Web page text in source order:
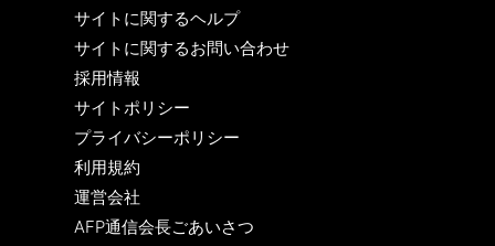
サイトに関するヘルプ
サイトに関するお問い合わせ
採用情報
サイトポリシー
プライバシーポリシー
利用規約
運営会社
AFP通信会長ごあいさつ